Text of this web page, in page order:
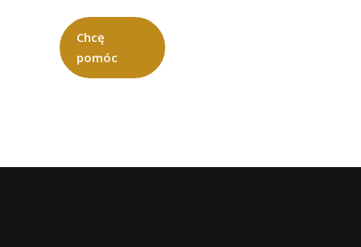
Chcę
pomóc